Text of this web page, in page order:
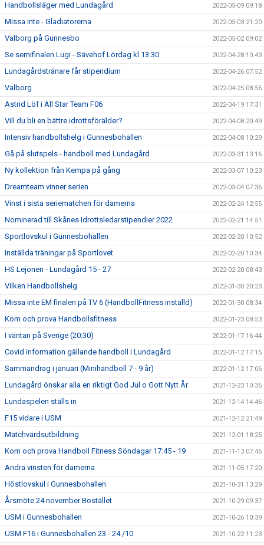
Handbollsläger med Lundagård 2022-05-09 09:18
Missa inte - Gladiatorerna 2022-05-03 21:20
Valborg på Gunnesbo 2022-05-02 09:02
Se semifinalen Lugi - Sävehof Lördag kl 13:30 2022-04-28 10:43
Lundagårdstränare får stipendium 2022-04-26 07:52
Valborg 2022-04-25 08:56
Astrid Löf i All Star Team F06 2022-04-19 17:31
Vill du bli en bättre idrottsförälder? 2022-04-08 20:49
Intensiv handbollshelg i Gunnesbohallen 2022-04-08 10:29
Gå på slutspels - handboll med Lundagård 2022-03-31 13:16
Ny kollektion från Kempa på gång 2022-03-07 10:23
Dreamteam vinner serien 2022-03-04 07:36
Vinst i sista seriematchen för damerna 2022-02-24 12:55
Nominerad till Skånes Idrottsledarstipendier 2022 2022-02-21 14:51
Sportlovskul i Gunnesbohallen 2022-02-20 10:52
Inställda träningar på Sportlovet 2022-02-20 10:34
HS Lejonen - Lundagård 15 - 27 2022-02-20 08:43
Vilken Handbollshelg 2022-01-30 20:23
Missa inte EM finalen på TV 6 (HandbollFitness inställd) 2022-01-30 08:34
Kom och prova Handbollsfitness 2022-01-23 08:53
I väntan på Sverige (20:30) 2022-01-17 16:44
Covid information gällande handboll i Lundagård 2022-01-12 17:15
Sammandrag i januari (Minihandboll 7 - 9 år) 2022-01-12 17:06
Lundagård önskar alla en riktigt God Jul o Gott Nytt År 2021-12-23 10:36
Lundaspelen ställs in 2021-12-14 14:46
F15 vidare i USM 2021-12-12 21:49
Matchvärdsutbildning 2021-12-01 18:25
Kom och prova Handboll Fitness Söndagar 17:45 - 19 2021-11-13 07:46
Andra vinsten för damerna 2021-11-05 17:20
Höstlovskul i Gunnesbohallen 2021-10-31 13:29
Årsmöte 24 november Bostället 2021-10-29 09:37
USM i Gunnesbohallen 2021-10-26 10:39
USM F16 i Gunnesbohallen 23 - 24 /10 2021-10-22 11:23